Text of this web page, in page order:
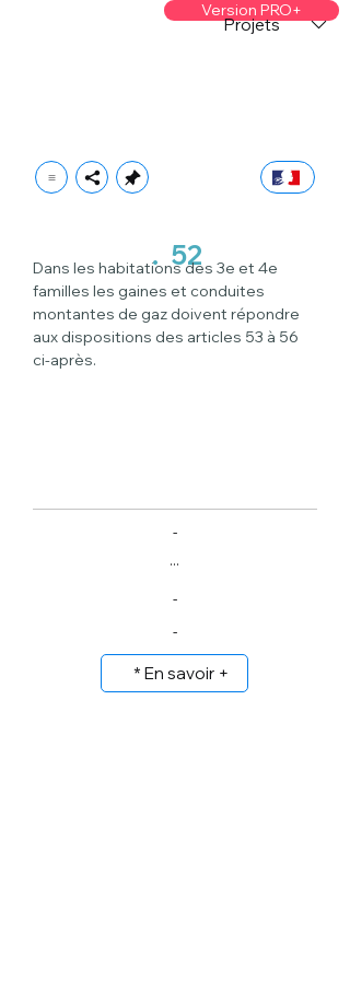
Version PRO+
Projets
. 52
Dans les habitations des 3e et 4e
familles les gaines et conduites
montantes de gaz doivent répondre
aux dispositions des articles 53 à 56
ci-après.
-
...
-
-
* En savoir +